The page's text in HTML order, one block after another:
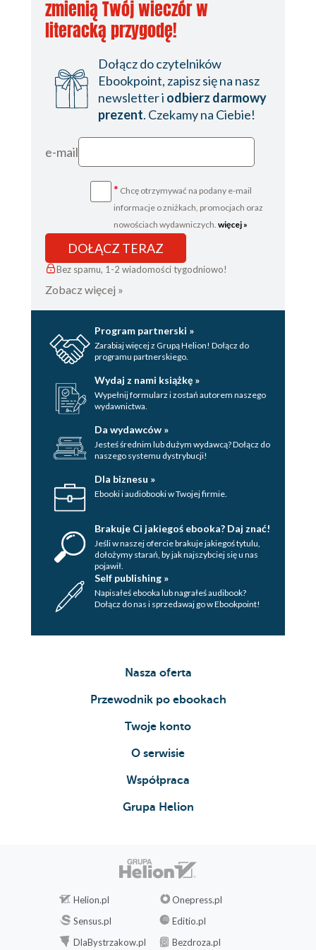
zmienią Twój wieczór w
literacką przygodę!
Dołącz do czytelników
Ebookpoint, zapisz się na nasz
newsletter i odbierz darmowy
prezent. Czekamy na Ciebie!
e-mail
* Chcę otrzymywać na podany e-mail
informacje o zniżkach, promocjach oraz
nowościach wydawniczych. więcej »
DOŁĄCZ TERAZ
Bez spamu, 1-2 wiadomości tygodniowo!
Zobacz więcej »
Program partnerski »
Zarabiaj więcej z Grupą Helion! Dołącz do
programu partnerskiego.
Wydaj z nami książkę »
Wypełnij formularz i zostań autorem naszego
wydawnictwa.
Da wydawców »
Jesteś średnim lub dużym wydawcą? Dołącz do
naszego systemu dystrybucji!
Dla biznesu »
Ebooki i audiobooki w Twojej firmie.
Brakuje Ci jakiegoś ebooka? Daj znać!
Jeśli w naszej ofercie brakuje jakiegoś tytulu,
dołożymy starań, by jak najszybciej się u nas
pojawił.
Self publishing »
Napisałeś ebooka lub nagrałeś audibook?
Dołącz do nas i sprzedawaj go w Ebookpoint!
Nasza oferta
Przewodnik po ebookach
Twoje konto
O serwisie
Współpraca
Grupa Helion
Helion.pl
Onepress.pl
Sensus.pl
Editio.pl
DlaBystrzakow.pl
Bezdroza.pl